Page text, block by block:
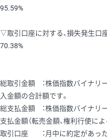
95.59%
▽取引口座に対する、損失発生口
70.38%
総取引金額 ：株価指数バイナリ
入金額の合計額です。
総支払金額 ：株価指数バイナリ
支払金額（転売金額、権利行使に
取引口座 ：月中に約定があった